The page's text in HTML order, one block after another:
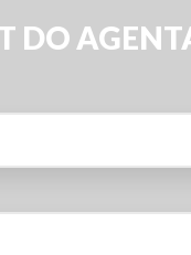
DO